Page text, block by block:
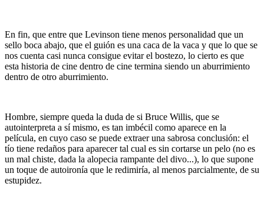
En fin, que entre que Levinson tiene menos personalidad que un
sello boca abajo, que el guión es una caca de la vaca y que lo que se
nos cuenta casi nunca consigue evitar el bostezo, lo cierto es que
esta historia de cine dentro de cine termina siendo un aburrimiento
dentro de otro aburrimiento.
Hombre, siempre queda la duda de si Bruce Willis, que se
autointerpreta a sí mismo, es tan imbécil como aparece en la
película, en cuyo caso se puede extraer una sabrosa conclusión: el
tío tiene redaños para aparecer tal cual es sin cortarse un pelo (no es
un mal chiste, dada la alopecia rampante del divo...), lo que supone
un toque de autoironía que le redimiría, al menos parcialmente, de su
estupidez.